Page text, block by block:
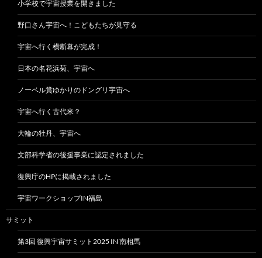
小学校で宇宙授業を開きました
野口さん宇宙へ！こどもたちが見守る
宇宙へ行く横断幕が完成！
日本の名花浜菊、宇宙へ
ノーベル賞ゆかりのドングリ宇宙へ
宇宙へ行く古代米？
大輪の牡丹、宇宙へ
文部科学省の後援事業に認定されました
復興庁のHPに掲載されました
宇宙ワークショップIN福島
サミット
第3回 復興宇宙サミット2025 IN 南相馬